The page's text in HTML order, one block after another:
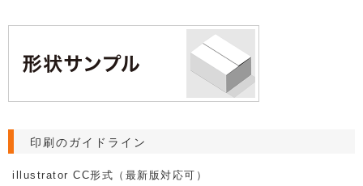
印刷のガイドライン
illustrator CC形式（最新版対応可）